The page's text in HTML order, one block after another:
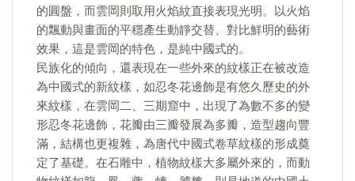
的圓盤，而雲岡則取用火焰紋直接表現光明。以火焰
的飄動與畫面的平穩產生動靜交替、對比鮮明的藝術
效果，這是雲岡的特色，是純中國式的。
民族化的傾向，還表現在一些外來的紋樣正在被改造
為中國式的新紋樣，如忍冬花邊飾是有悠久歷史的外
來紋樣，在雲岡二、三期窟中，出現了為數不多的變
形忍冬花邊飾，花瓣由三瓣發展為多瓣，造型趨向豐
滿，結構也更複雜，為唐代中國式卷草紋樣的形成奠
定了基礎。在石雕中，植物紋樣大多屬外來的，而動